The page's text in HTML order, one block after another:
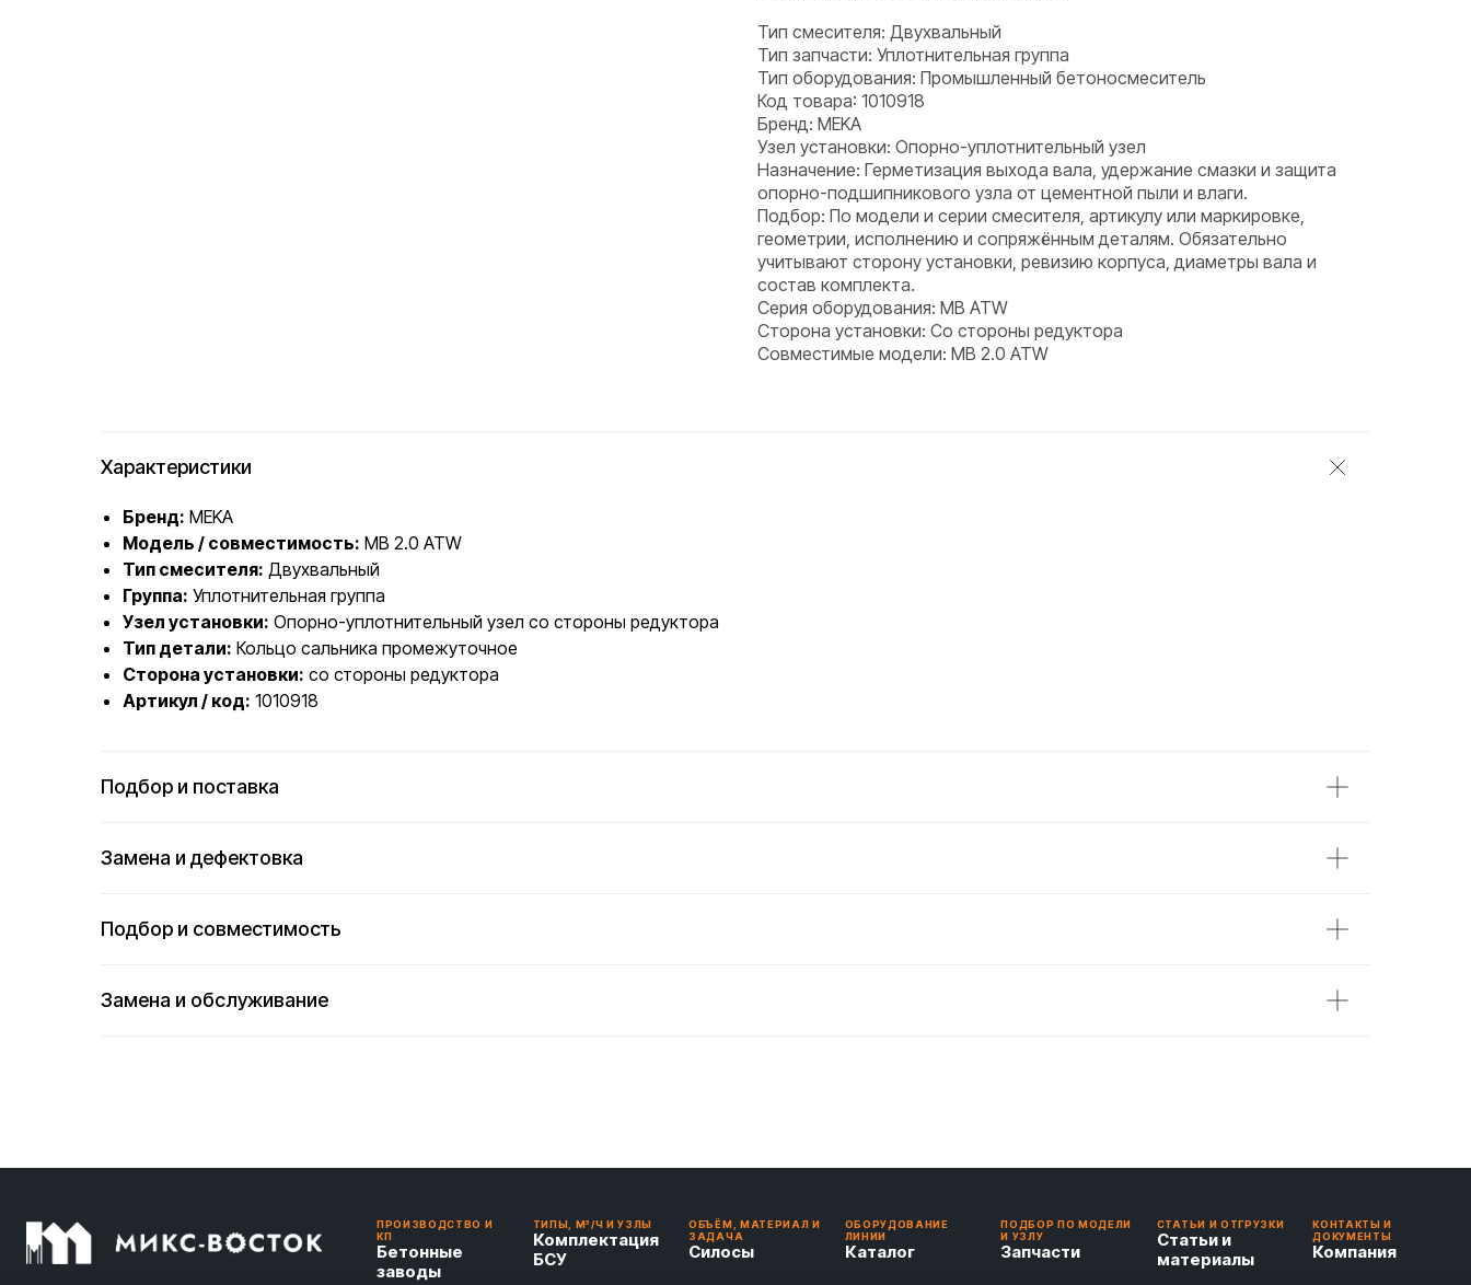
Тип смесителя: Двухвальный
Тип запчасти: Уплотнительная группа
Тип оборудования: Промышленный бетоносмеситель
Код товара: 1010918
Бренд: MEKA
Узел установки: Опорно-уплотнительный узел
Назначение: Герметизация выхода вала, удержание смазки и защита
опорно-подшипникового узла от цементной пыли и влаги.
Подбор: По модели и серии смесителя, артикулу или маркировке,
геометрии, исполнению и сопряжённым деталям. Обязательно
учитывают сторону установки, ревизию корпуса, диаметры вала и
состав комплекта.
Серия оборудования: MB ATW
Сторона установки: Со стороны редуктора
Совместимые модели: MB 2.0 ATW
Характеристики
Бренд: MEKA
Модель / совместимость: MB 2.0 ATW
Тип смесителя: Двухвальный
Группа: Уплотнительная группа
Узел установки: Опорно-уплотнительный узел со стороны редуктора
Тип детали: Кольцо сальника промежуточное
Сторона установки: со стороны редуктора
Артикул / код: 1010918
Подбор и поставка
Замена и дефектовка
Подбор и совместимость
Замена и обслуживание
ПРОИЗВОДСТВО И
КП
Бетонные
заводы
ТИПЫ, М³/Ч И УЗЛЫ
Комплектация
БСУ
ОБЪЁМ, МАТЕРИАЛ И
ЗАДАЧА
Силосы
ОБОРУДОВАНИЕ
ЛИНИИ
Каталог
ПОДБОР ПО МОДЕЛИ
И УЗЛУ
Запчасти
СТАТЬИ И ОТГРУЗКИ
Статьи и
материалы
КОНТАКТЫ И
ДОКУМЕНТЫ
Компания